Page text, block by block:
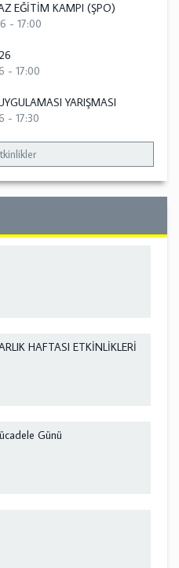
EĞİTİM KAMPI (ŞPO)
- 17:00
- 17:00
YARIŞMASI
- 17:30
HAFTASI ETKİNLİKLERİ
Günü